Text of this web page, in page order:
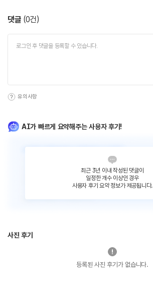
댓글 (0건)
유의사항
AI가 빠르게 요약해주는 사용자 후기!
최근 3년 이내 작성된 댓글이
일정한 개수 이상인 경우
사용자 후기 요약 정보가 제공됩니다.
사진 후기
등록된 사진 후기가 없습니다.